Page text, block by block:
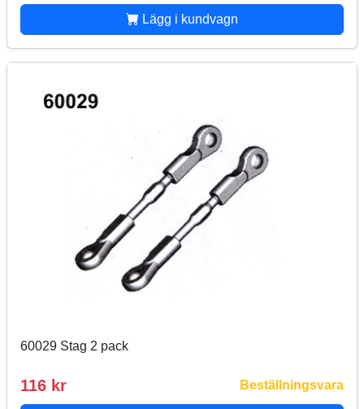
Lägg i kundvagn
60029 Stag 2 pack
116 kr Beställningsvara